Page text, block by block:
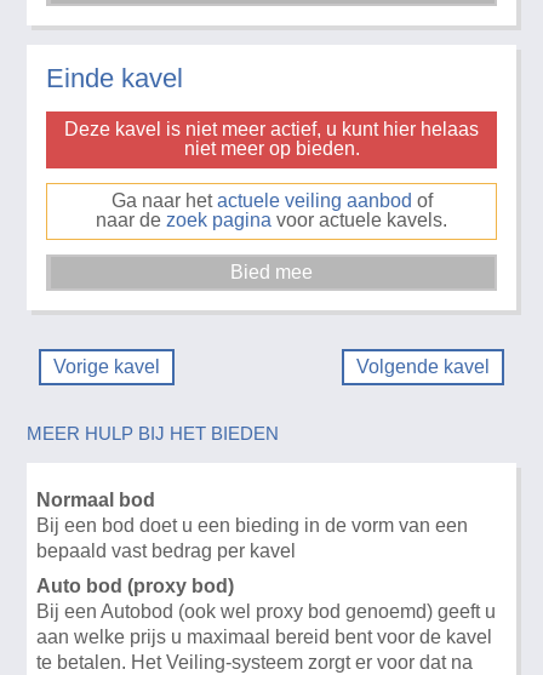
Einde kavel
Deze kavel is niet meer actief, u kunt hier helaas
niet meer op bieden.
Ga naar hetactuele veiling aanbod of
naar de zoek pagina voor actuele kavels.
Vorige kavel Volgende kavel
MEER HULP BIJ HET BIEDEN
Normaal bod
Bij een bod doet u een bieding in de vorm van een
bepaald vast bedrag per kavel
Auto bod (proxy bod)
Bij een Autobod (ook wel proxy bod genoemd) geeft u
aan welke prijs u maximaal bereid bent voor de kavel
te betalen. Het Veiling-systeem zorgt er voor dat na